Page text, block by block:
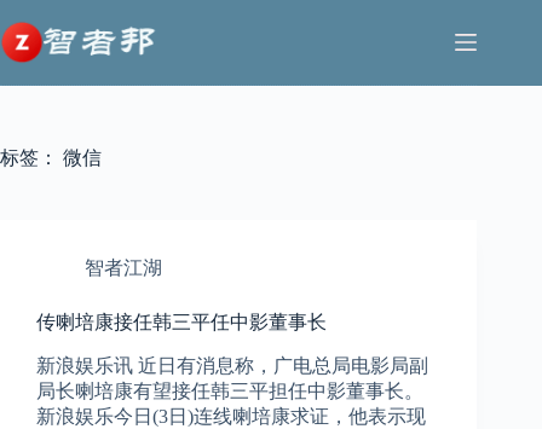
至
内
容
标签： 微信
智者江湖
传喇培康接任韩三平任中影董事长
新浪娱乐讯 近日有消息称，广电总局电影局副
局长喇培康有望接任韩三平担任中影董事长。
新浪娱乐今日(3日)连线喇培康求证，他表示现